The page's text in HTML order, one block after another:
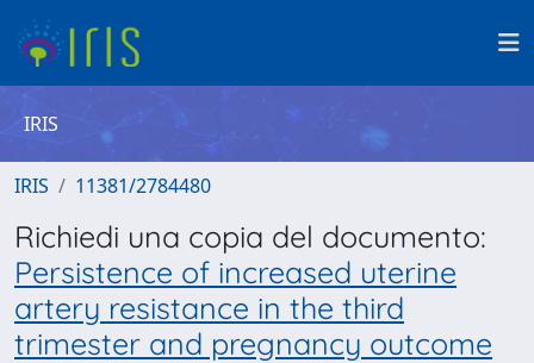
IRIS
IRIS 11381/2784480
Richiedi una copia del documento:
Persistence of increased uterine
artery resistance in the third
trimester and pregnancy outcome